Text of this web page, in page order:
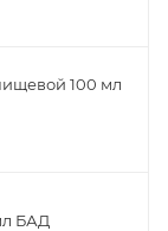
100 мл
БАД